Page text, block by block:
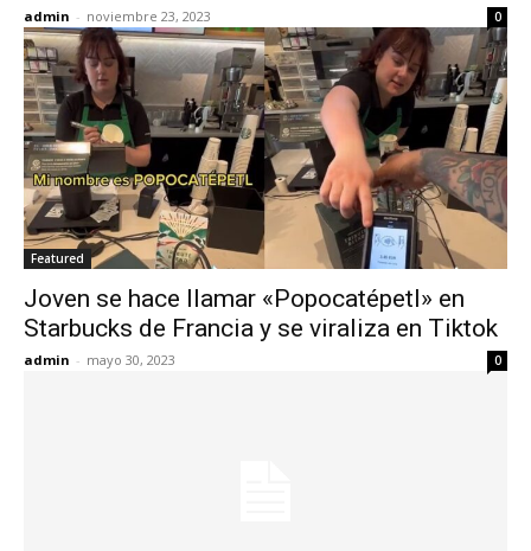
admin - noviembre 23, 2023 0
Featured
Joven se hace llamar «Popocatépetl» en
Starbucks de Francia y se viraliza en Tiktok
admin - mayo 30, 2023 0